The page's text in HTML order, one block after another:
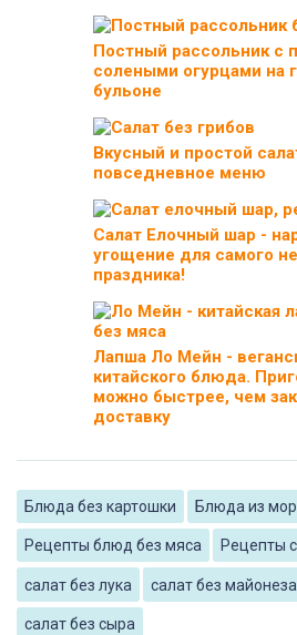
Постный рассольник с
солеными огурцами на
бульоне
Вкусный и простой
повседневное меню
Салат Елочный шар -
угощение для самого
праздника!
Лапша Ло Мейн -
китайского блюда.
можно быстрее, чем
доставку
Блюда без картошки Блюда из
Рецепты блюд без мяса Рецепты
салат без лука салат без майонеза
салат без сыра